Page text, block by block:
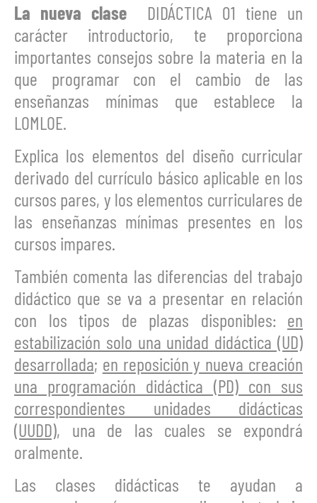
La nueva clase
DIDÁCTICA 01 tiene un
carácter introductorio, te proporciona
importantes consejos sobre la materia en la
que programar con el cambio de las
enseñanzas mínimas que establece la
LOMLOE.
Explica los elementos del diseño curricular
derivado del currículo básico aplicable en los
cursos pares, y los elementos curriculares de
las enseñanzas mínimas presentes en los
cursos impares.
También comenta las diferencias del trabajo
didáctico que se va a presentar en relación
con los tipos de plazas disponibles: en
estabilización solo una unidad didáctica (UD)
desarrollada; en reposición y nueva creación
una programación didáctica (PD) con sus
correspondientes unidades didácticas
(UUDD), una de las cuales se expondrá
oralmente.
Las clases didácticas te ayudan a